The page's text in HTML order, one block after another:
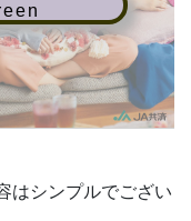
はシンプルでござい